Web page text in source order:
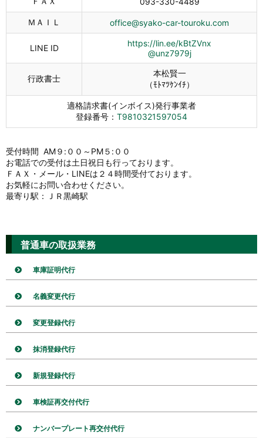
ＭＡＩＬ office@syako-car-touroku.com
LINE ID
https://lin.ee/kBtZVnx
@unz7979j
行政書士
本松賢一
（ﾓﾄﾏﾂｹﾝｲﾁ）
適格請求書(インボイス)発行事業者
登録番号： T9810321597054
受付時間 AM９:００～PM５:００
お電話での受付は土日祝日も行っております。
ＦＡＸ・メール・LINEは２４時間受付ております。
お気軽にお問い合わせください。
最寄り駅：ＪＲ黒崎駅
普通車の取扱業務
車庫証明代行
名義変更代行
変更登録代行
抹消登録代行
新規登録代行
車検証再交付代行
ナンバープレート再交付代行